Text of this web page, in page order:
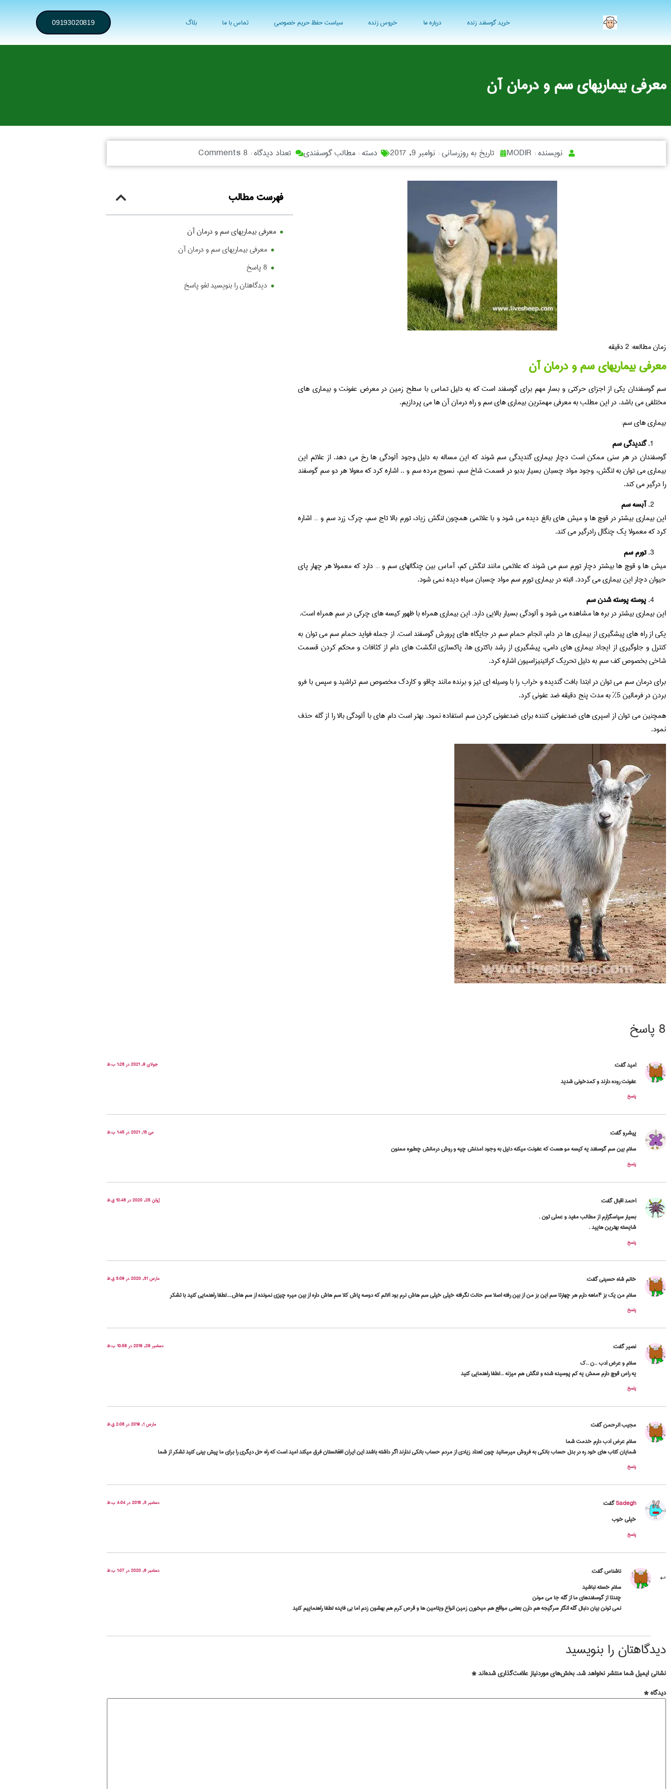
خرید گوسفند زنده درباره ما خروس زنده سیاست حفظ حریم خصوصی تماس با ما بلاگ 09193020819
معرفی بیماریهای سم و درمان آن
نویسنده : تاریخ به روزرسانی : نوامبر 9, 2017 دسته :مطالب گوسفندی تعداد دیدگاه : 8 Comments
زمان مطالعه:2دقیقه
معرفی بیماریهای سم و درمان آن
سم گوسفندان یکی از اجزای حرکتی و بسار مهم برای گوسفند است که به دلیل تماس با سطح زمین در معرض عفونت و بیماری های
مختلفی می باشد. در این مطلب به معرفی مهمترین بیماری های سم و راه درمان آن ها می پردازیم.
بیماری های سم:
گنديدگي سم
گوسفندان در هر سنی ممکن است دچار بیماری گندیدگی سم شوند که این مساله به دلیل وجود آلودگی ها رخ می دهد. از علائم این
بیماری می توان به لنگش، وجود مواد چسبان بسيار بدبو در قسمت شاخ سم، نسوج مرده سم و .. اشاره کرد که معولا هر دو سم گوسفند
را درگیر می کند.
آبسه سم
این بیماری بیشتر در قوچ ها و میش های بالغ دیده می شود و با علائمی همچون لنگش زیاد، تورم بالا تاج سم، چرك زرد سم و … اشاره
کرد که معمولا یک چنگال رادرگیر می کند.
تورم سم
میش ها و قوچ ها بیشتر دچار تورم سم می شوند که علائمی مانند لنگش کم، آماس بين چنگالهاي سم و … دارد که معمولا هر چهار پای
حیوان دچار این بیماری می گردد. البته در بیماری تورم سم مواد چسبان سیاه دیده نمی شود.
پوسته پوسته شدن سم
این بیماری بیشتر در بره ها مشاهده می شود و آلودگی بسیار بالایی دارد. این بیماری همراه با ظهور کیسه های چرکی در سم همراه است.
یکی از راه های پیشگیری از بیماری ها در دام، انجام حمام سم در جایگاه های پرورش گوسفند است. از جمله فواید حمام سم می توان به
کنترل و جلوگیری از ایجاد بیماری های دامی، پیشگیری از رشد باکتری ها، پاکسازی انگشت های دام از کثافات و محکم کردن قسمت
شاخی بخصوص کف سم به دلیل تحریک کراتينيزاسيون اشاره کرد.
برای درمان سم می توان در ابتدا بافت گندیده و خراب را با وسیله ای تیز و برنده مانند چاقو و كاردك مخصوص سم تراشید و سپس با فرو
بردن در فرمالين 5% به مدت پنج دقیقه ضد عفونی کرد.
همچنین می توان از اسپري هاي ضدعفوني كننده برای ضدعفونی کردن سم استفاده نمود. بهتر است دام های با آلودگي بالا را از گله حذف
نمود.
فهرست مطالب
معرفی بیماریهای سم و درمان آن
معرفی بیماریهای سم و درمان آن
8 پاسخ
دیدگاهتان را بنویسید لغو پاسخ
8 پاسخ
امیدگفت: جولای 9, 2021 در 1:28 ب.ظ
عفونت روده دارند و کمدخونی شدید
پاسخ
پیشروگفت: می 13, 2021 در 1:45 ب.ظ
سلام بین سم گوسفند یه کیسه مو هست که عفونت میکنه دلیل به وجود امدنش چیه و روش درمانش چطوره ممنون
پاسخ
احمد اقبالگفت: ژوئن 25, 2020 در 10:48 ق.ظ
بسیار سپاسگزارم از مطالب مفید و عملی تون .
شایسته بهترین هایید .
پاسخ
خانم شاه حسینیگفت: مارس 31, 2020 در 3:09 ق.ظ
سلام من یک بز ۴ماهه دارم هر چهارتا سم این بز من از بین رفته اصلا سم حالت نگرفته خیلی خیلی سم هاش نرم بود الانم که دوسه پاش کلا سم هاش داره از بین میره چیزی نمونده از سم هاش….لطفا راهنمایی کنید با تشکر
پاسخ
نصیرگفت: دسامبر 29, 2019 در 10:58 ب.ظ
سلام و عرض ادب ..ن ..ک
یه راس قوچ دارم سمش یه کم پوسیده شده و لنگش هم میزنه …لطفا راهنمایی کنید
پاسخ
مجیب الرحمنگفت: مارس 1, 2019 در 2:08 ق.ظ
سلام عرض ادب دارم خدمت شما
شمایان کتاب های خود ره در بدل حساب بانکی به فروش میرسانید چون تعداد زیادی از مردم حساب بانکی ندارند اگر داشته باشند این ایران افغانستان فرق میکند امید است که راه حل دیگری را برای ما پیش بینی کنید تشکر از شما
پاسخ
Sadeghگفت: دسامبر 3, 2018 در 4:04 ب.ظ
خیلی خوب
پاسخ
ناشناسگفت: دسامبر 6, 2020 در 1:07 ب.ظ
سلام خسته نباشید
چندتا از گوسفندهای ما از گله جا می مونن
نمی تونن بیان دنبال گله انگار سرگیجه هم دارن بعضی مواقع هم میخورن زمین انواع ویتامین ها و قرص کرم هم بهشون زدم اما بی فایده لطفا راهنماییم کنید
دیدگاهتان را بنویسید
نشانی ایمیل شما منتشر نخواهد شد. بخش‌های موردنیاز علامت‌گذاری شده‌اند*
دیدگاه*